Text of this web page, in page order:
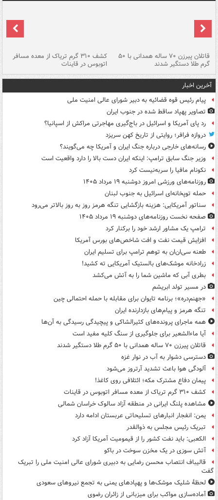
قاتلان پیرزن ۷۰ ساله همدانی با ۵۰
گرم طلا دستگیر شدند
کشف ۳۱۰ گرم تریاک از معده مسافر
اتوبوس در قاینات
آخرین اخبار
پیام رئیس قوه قضائیه به دبیر شورای عالی امنیت ملی
تصاویر پهپاد ساقط شده در جنوب ایران
رد پای آمریکا و اسرائیل در باج‌گیری مهاجرتی مراکش از اسپانیا؟
دروازه فرافر؛ روایتی از تاریخ کهن سریزد
رسانه‌های خارجی درباره جنگ ایران و آمریکا چه می‌گویند؟
وزیر جنگ سابق ترامپ: اینکه ایران دست بالا را دارد واقعیت است
نکونام مافیا را سربه‌نیست کرد
روزنامه‌های ورزشی امروز دوشنبه ۱۹ مرداد ۱۴۰۵
حمله توپخانه‌ای اسرائیل به جنوب لبنان
سناتور آمریکایی: هزینه بازگشایی تنگه هرمز روز به روز بالاتر می‌رود
صفحه نخست روزنامه‌های دوشنبه ۱۹ مرداد ۱۴۰۵
ترامپ یک مشاور ارشد خود را برکنار کرد
افزایش قیمت نفت و افت شاخص‌های بورس آمریکا
طعنه سی‌ان‌ان به توهم ترامپ برای تسلیم ایران
زرادخانه موشک‌های بالستیک آمریکایی ته کشید!
بطری آبی که ماشین شما را به آتش می‌کشد
در مسیر تولد ابریشم
«جهنم‌دره»؛ برنامه تایوان برای مقابله با حمله احتمالی چین
تنگه هرمز و پیام‌های بازدارنده ایران
همه ماجرای پرونده‌های کثیرالشاکی و پیچیدگی رسیدگی به آن‌ها
آیا ماءالشعیر برای جلوگیری از سنگ کلیه مفید است
قاتلان پیرزن ۷۰ ساله همدانی با ۵۰ گرم طلا دستگیر شدند
دسترسی دشوار به آب در نوار غزه
آلودگی هوا باعث تشدید آرتروز می‌شود
پیمان دفاع مشترک مکه؛ ائتلافی روی کاغذ!
کشف ۳۱۰ گرم تریاک از معده مسافر اتوبوس در قاینات
مشاهده پلنگ ایرانی در منطقه آزاد سالوک خراسان شمالی
یمن: انفجار انبارهای تسلیحاتی عربستان ادامه دارد
تبریک رئیس مجلس به ذوالقدر
الکعبی: باید نفت کشور را از قیمومیت آمریکا آزاد کرد
آتش سوزی در یک مخزن سوخت در باکو
قالیباف انتصاب محسن رضایی به دبیری شورای عالی امنیت ملی را تبریک
گفت
لحظۀ شلیک موشک‌ها و پهپادهای یمنی به تجمع نیروهای سعودی
آماده‌سازی مواکب برای میزبانی از زائران رضوی